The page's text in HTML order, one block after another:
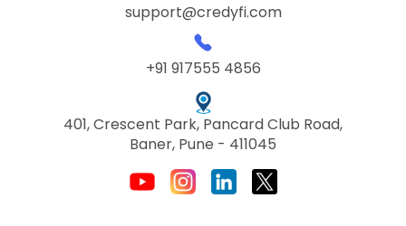
support@credyfi.com
+91 917555 4856
401, Crescent Park, Pancard Club Road,
Baner, Pune - 411045